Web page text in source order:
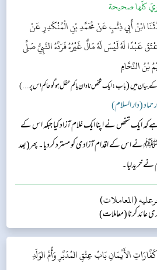
كلّها صحيحة
ابْنُ أَبِي ذِئْبٍ عَنْ مُحَمَّدِ بْنِ الْمُنْكَدِرِ عَنْ
عَبْدًا لَهُ لَيْسَ لَهُ مَالٌ غَيْرُهُ فَرَدَّهُ النَّبِيُّ صَلَّى
بْنُ النَّحَّامِ
بیان میں(باب : ایک شخص نادان یا کم عقل ہو گو حاکم اس پر ...)
ایک شخص نے اپنا ایک غلام آزاد کیا جبکہ اس کے
ﷺ نے اس کے اقدام آزادی کو مسترد کردیا۔ پھر(بعد
خریدلیا۔
(المعاملات)
عائد کرنا (معاملات)
الأَيْمَانِبَابُ عِتْقِ المُدَبَّرِ وَأُمِّ الوَلَدِ